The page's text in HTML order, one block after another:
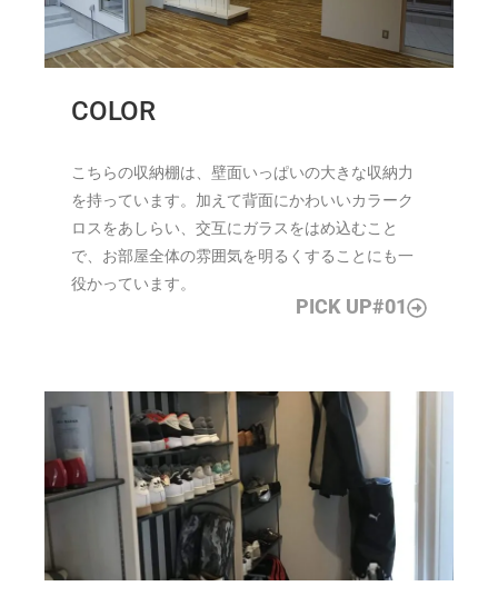
COLOR
こちらの収納棚は、壁面いっぱいの大きな収納力
を持っています。加えて背面にかわいいカラーク
ロスをあしらい、交互にガラスをはめ込むこと
で、お部屋全体の雰囲気を明るくすることにも一
役かっています。
PICK UP#01